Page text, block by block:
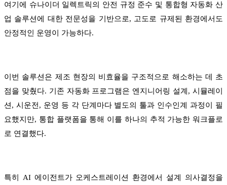
여기에 슈나이더 일렉트릭의 안전 규정 준수 및 통합형 자동화 산
업 솔루션에 대한 전문성을 기반으로, 고도로 규제된 환경에서도
안정적인 운영이 가능하다.
이번 솔루션은 제조 현장의 비효율을 구조적으로 해소하는 데 초
점을 맞췄다. 기존 자동화 프로그램은 엔지니어링 설계, 시뮬레이
션, 시운전, 운영 등 각 단계마다 별도의 툴과 인수인계 과정이 필
요했지만, 통합 플랫폼을 통해 이를 하나의 추적 가능한 워크플로
로 연결했다.
특히 AI 에이전트가 오케스트레이션 환경에서 설계 의사결정을